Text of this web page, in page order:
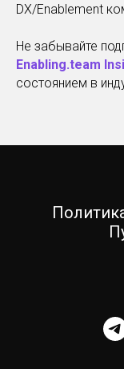
DX/Enablement
Не забывайте
Enabling.team
состоянием в